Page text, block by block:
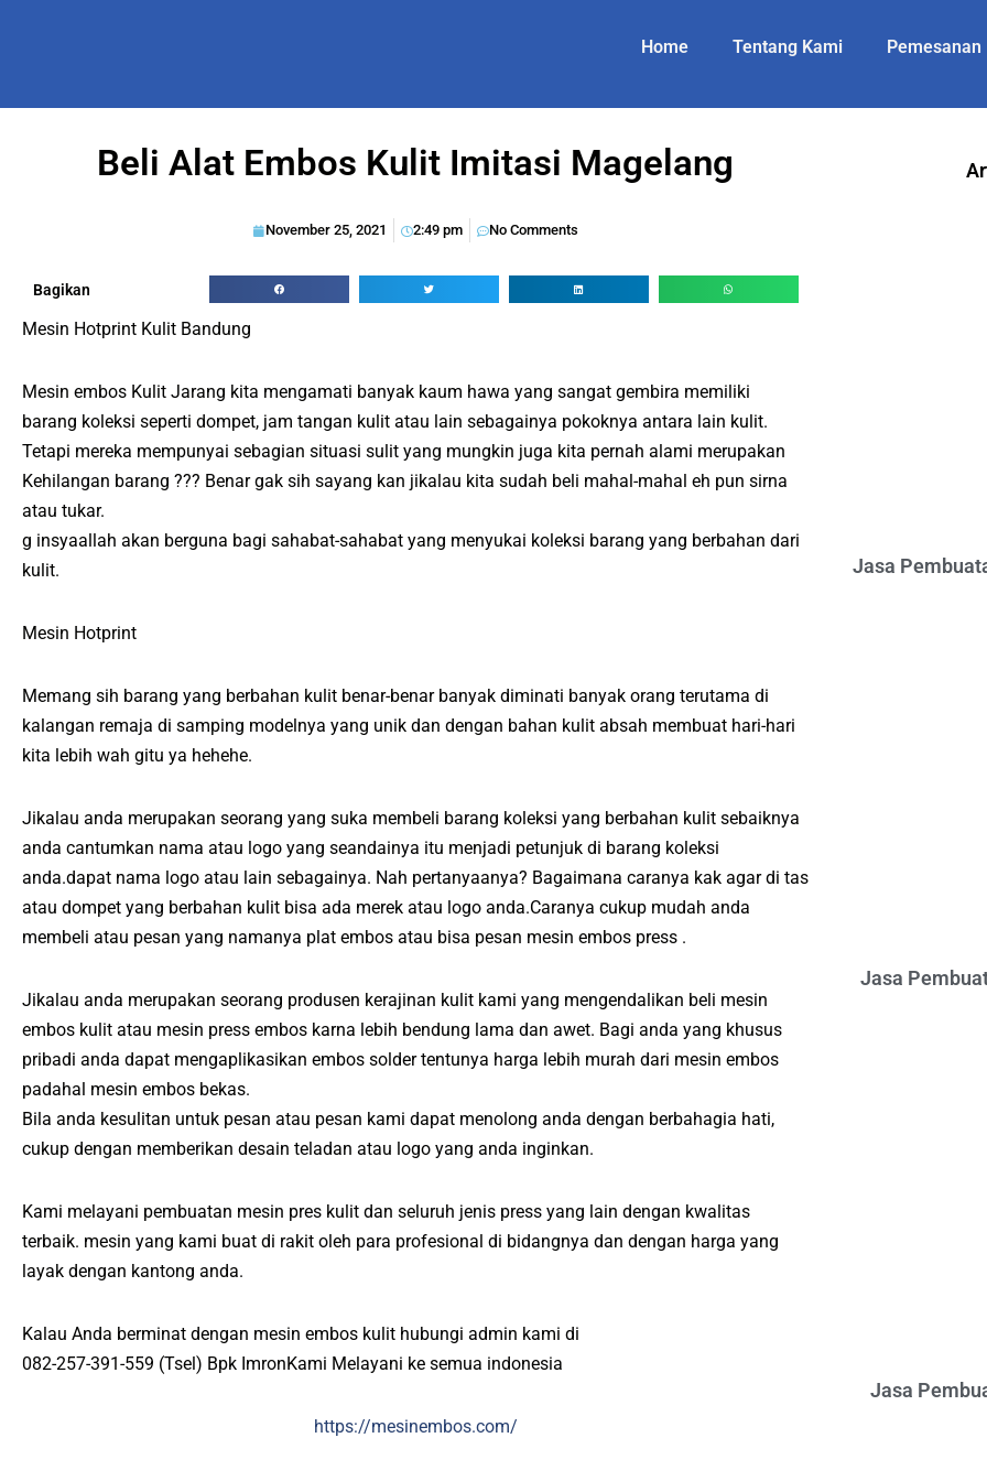
Home Tentang Kami Pemesanan
Beli Alat Embos Kulit Imitasi Magelang
November 25, 2021 2:49 pm No Comments
Bagikan
Mesin Hotprint Kulit Bandung
Mesin embos Kulit Jarang kita mengamati banyak kaum hawa yang sangat gembira memiliki
barang koleksi seperti dompet, jam tangan kulit atau lain sebagainya pokoknya antara lain kulit.
Tetapi mereka mempunyai sebagian situasi sulit yang mungkin juga kita pernah alami merupakan
Kehilangan barang ??? Benar gak sih sayang kan jikalau kita sudah beli mahal-mahal eh pun sirna
atau tukar.
g insyaallah akan berguna bagi sahabat-sahabat yang menyukai koleksi barang yang berbahan dari
kulit.
Mesin Hotprint
Memang sih barang yang berbahan kulit benar-benar banyak diminati banyak orang terutama di
kalangan remaja di samping modelnya yang unik dan dengan bahan kulit absah membuat hari-hari
kita lebih wah gitu ya hehehe.
Jikalau anda merupakan seorang yang suka membeli barang koleksi yang berbahan kulit sebaiknya
anda cantumkan nama atau logo yang seandainya itu menjadi petunjuk di barang koleksi
anda.dapat nama logo atau lain sebagainya. Nah pertanyaanya? Bagaimana caranya kak agar di tas
atau dompet yang berbahan kulit bisa ada merek atau logo anda.Caranya cukup mudah anda
membeli atau pesan yang namanya plat embos atau bisa pesan mesin embos press .
Jikalau anda merupakan seorang produsen kerajinan kulit kami yang mengendalikan beli mesin
embos kulit atau mesin press embos karna lebih bendung lama dan awet. Bagi anda yang khusus
pribadi anda dapat mengaplikasikan embos solder tentunya harga lebih murah dari mesin embos
padahal mesin embos bekas.
Bila anda kesulitan untuk pesan atau pesan kami dapat menolong anda dengan berbahagia hati,
cukup dengan memberikan desain teladan atau logo yang anda inginkan.
Kami melayani pembuatan mesin pres kulit dan seluruh jenis press yang lain dengan kwalitas
terbaik. mesin yang kami buat di rakit oleh para profesional di bidangnya dan dengan harga yang
layak dengan kantong anda.
Kalau Anda berminat dengan mesin embos kulit hubungi admin kami di
082-257-391-559 (Tsel) Bpk ImronKami Melayani ke semua indonesia
https://mesinembos.com/
Jasa
Jasa
Jasa